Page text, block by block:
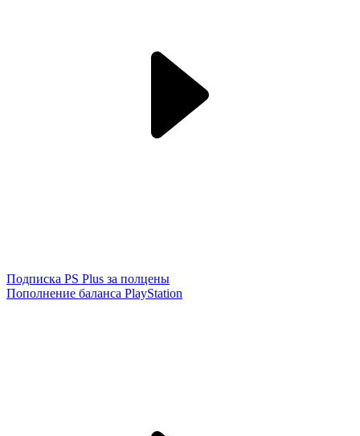
Подписка PS Plus за полцены
Пополнение баланса PlayStation